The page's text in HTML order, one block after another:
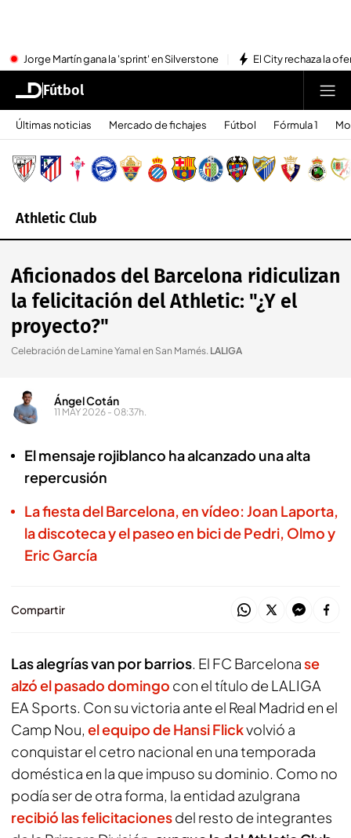
Jorge Martín gana la 'sprint' en Silverstone El City rechaza la
Fútbol
Últimas noticias Mercado de fichajes Fútbol Fórmula 1
Athletic Club
Aficionados del Barcelona ridiculizan
la felicitación del Athletic: "¿Y el
proyecto?"
Celebración de Lamine Yamal en San Mamés. LALIGA
Ángel Cotán
11 MAY 2026 - 08:37h.
El mensaje rojiblanco ha alcanzado una alta
repercusión
La fiesta del Barcelona, en vídeo: Joan Laporta,
la discoteca y el paseo en bici de Pedri, Olmo y
Eric García
Compartir
Las alegrías van por barrios. El FC Barcelonase
alzó el pasado domingo con el título de LALIGA
EA Sports. Con su victoria ante el Real Madrid en el
Camp Nou, el equipo de Hansi Flickvolvió a
conquistar el cetro nacional en una temporada
doméstica en la que impuso su dominio. Como no
podía ser de otra forma, la entidad azulgrana
recibió las felicitacionesdel resto de integrantes